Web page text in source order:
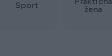
Sport
žena